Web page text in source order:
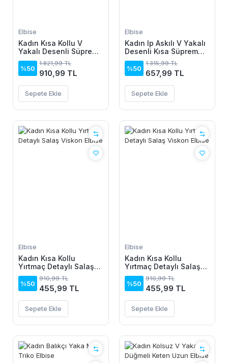
Elbise
Kadın Kısa Kollu V
Yakalı Desenli Süprem
Elbise
%50
1.821,99 TL
910,99 TL
Sepete Ekle
Elbise
Kadın Ip Askılı V Yakalı
Desenli Kısa Süprem
Elbise
%50
1.315,99 TL
657,99 TL
Sepete Ekle
Elbise
Kadın Kısa Kollu
Yırtmaç Detaylı Salaş
Viskon Elbise
%50
910,99 TL
455,99 TL
Sepete Ekle
Elbise
Kadın Kısa Kollu
Yırtmaç Detaylı Salaş
Viskon Elbise
%50
910,99 TL
455,99 TL
Sepete Ekle